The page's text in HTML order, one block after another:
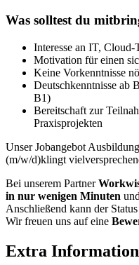
Was solltest du
Interesse an IT,
Motivation für einen
Keine Vorkenntnisse
Deutschkenntnisse ab
B1)
Bereitschaft zur
Praxisprojekten
Unser Jobangebot
(m/w/d)klingt
Bei unserem Partner
in nur wenigen Minuten und
Anschließend kann der
Wir freuen uns auf eine
Extra